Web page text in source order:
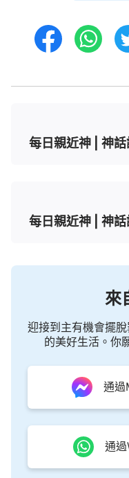
實質，能不能説他
能説凡是做這樣事
當神來拜，想取締
間作工的神，從而
目的。在人的潜意
叛神、想成為神這
權柄這方面的話題
説話口氣，但你模
可能主宰萬物、掌
大，無論你具備多
的權下。即便你能
與能力是神自己的
的，是神自己原有
每日親近神 | 神
每日親近神 | 神
來
迎接到主有機會擺
的美好生活。你
通過
通